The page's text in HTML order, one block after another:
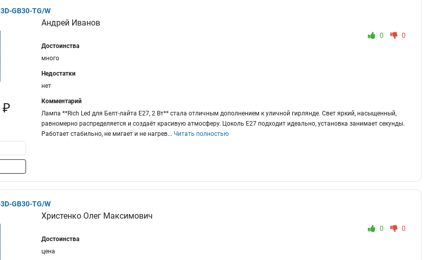
GB30-TG/W
Андрей Иванов
0 0
Достоинства
много
Недостатки
нет
Комментарий
Лампа **Rich Led для Белт-лайта Е27, 2 Вт** стала отличным дополнением к уличной гирлянде. Свет яркий, насыщенный,
равномерно распределяется и создаёт красивую атмосферу. Цоколь Е27 подходит идеально, установка занимает секунды.
Работает стабильно, не мигает и не нагрев... Читать полностью
GB30-TG/W
Христенко Олег Максимович
0 0
Достоинства
цена